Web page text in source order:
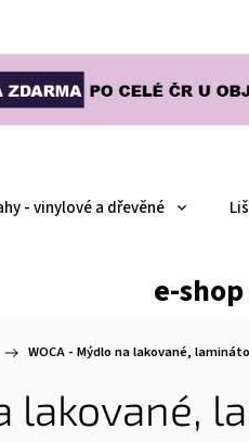
- vinylové a dřevěné
e-
/ WOCA - Mýdlo na lakované,
lakované,